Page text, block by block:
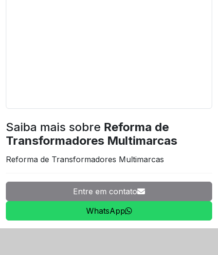
Saiba mais sobre Reforma de
Transformadores Multimarcas
Reforma de Transformadores Multimarcas
Entre em contato
WhatsApp